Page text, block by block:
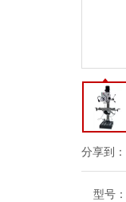
分享到：
型号：